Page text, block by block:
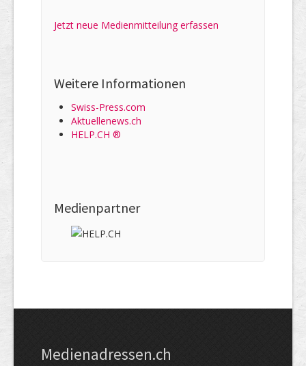
Jetzt neue Medienmitteilung erfassen
Weitere Informationen
Swiss-Press.com
Aktuellenews.ch
HELP.CH ®
Medienpartner
Medienadressen.ch